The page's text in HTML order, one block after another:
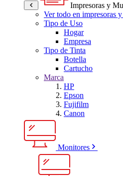
Impresoras y
Ver todo en impresoras
Tipo de Uso
Hogar
Empresa
Tipo de Tinta
Botella
Cartucho
Marca
HP
Epson
Fujifilm
Canon
Monitores